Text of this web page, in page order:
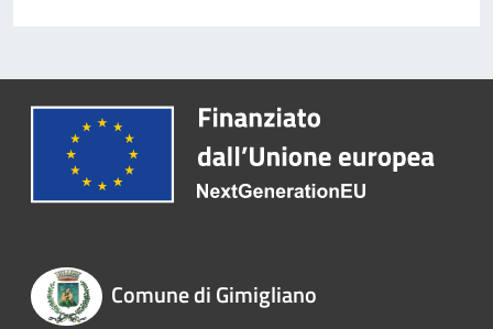
Comune di Gimigliano